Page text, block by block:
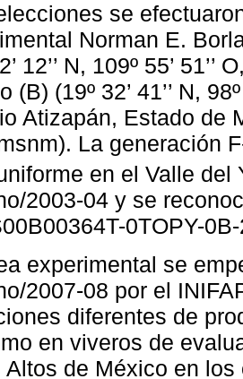
se
Norman E.
12’’ N, 109º 55’
(B) (19º 32’ 41’’ N,
Atizapán, Estado de
La generación F
en el Valle del
2003-04 y se
0TOPY-
experimental se
2007-08 por el
diferentes de
en viveros de
Altos de México en